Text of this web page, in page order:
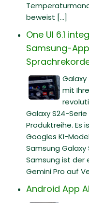
beweist [...]
One UI 6.1
Samsung-
Galaxy
mit
Galaxy S24-
Produktreihe. Es
Googles KI-
Samsung
Samsung ist der
Gemini Pro auf
Android App